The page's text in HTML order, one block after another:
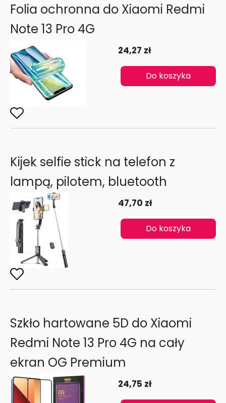
Folia ochronna do Xiaomi Redmi
Note 13 Pro 4G
24,27 zł
Do koszyka
Kijek selfie stick na telefon z
lampą, pilotem, bluetooth
47,70 zł
Do koszyka
Szkło hartowane 5D do Xiaomi
Redmi Note 13 Pro 4G na cały
ekran OG Premium
24,75 zł